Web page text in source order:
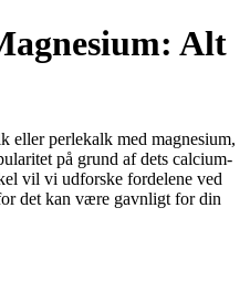
Alt
eller perlekalk med magnesium,
på grund af dets calcium-
vil vi udforske fordelene ved
det kan være gavnligt for din